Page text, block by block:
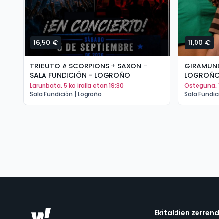
16,50 €
TRIBUTO A SCORPIONS + SAXON -
SALA FUNDICIÓN - LOGROÑO
larunbata, 5 ko iraila etan 19:30
Sala Fundición | Logroño
11,00 €
LOGROÑO
osteguna,
Sala
Ekitaldien